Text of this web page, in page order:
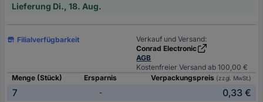
Lieferung Di., 18. Aug.
Filialverfügbarkeit
Verkauf und Versand:
Conrad Electronic
AGB
Kostenfreier Versand ab 100,00 €
Menge (Stück)
Ersparnis Verpackungspreis (zzgl. MwSt.)
7 -
0,33 €